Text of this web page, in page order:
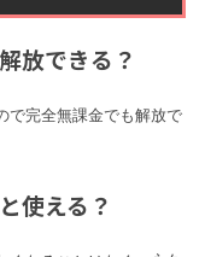
放できる？
で完全無課金でも解放で
使える？